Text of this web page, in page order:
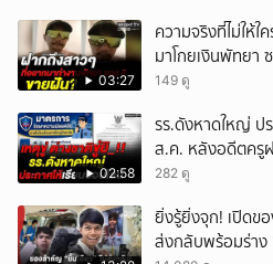
03:27
ความจริงที่ไม่ให้ใ
มาโกยเงินพัทยา
149 ดู
02:58
รร.ดังหาดใหญ่ ป
ส.ค. หลังอดีตครู
282 ดู
ยิ่งรู้ยิ่งจุก! เปิดข
ส่งกลับพร้อมร่าง